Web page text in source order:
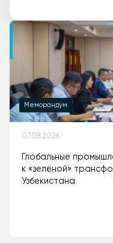
Меморандум
07.08.2026
Глобальные
к «зелёной»
Узбекистана